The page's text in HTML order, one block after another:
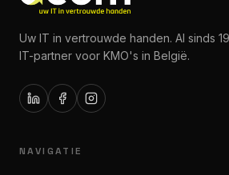
Uw IT in vertrouwde handen. Al sinds
IT-partner voor KMO's in België.
NAVIGATIE